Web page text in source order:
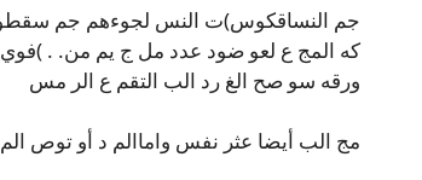
جم النساقكوس)ت النس لجوءهم جم
كه المج ع لعو ضود عدد مل ج يم من. . )فوي
ورقه سو صح الغ رد الب التقم ع الر مس
مج الب أيضا عثر نفس واماالم د أو توص